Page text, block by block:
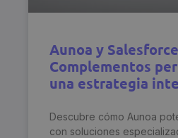
Aunoa y
Complementos
una estrategia
Descubre cómo Aunoa
con soluciones